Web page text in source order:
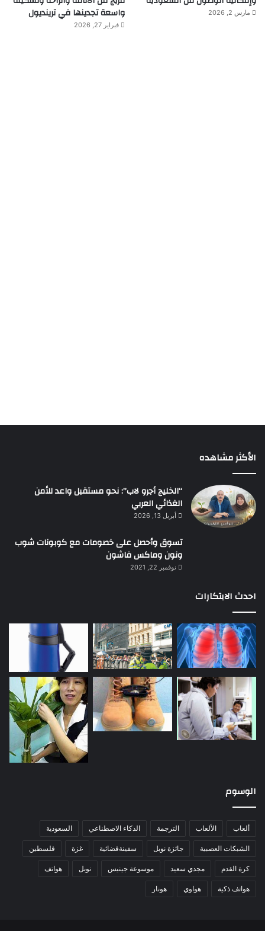
مارس 2, 2026
واسعة تجدينها في ترينديول
فبراير 27, 2026
الأكثر مشاهده
“الخليج أجرو لاب”: نحو مستقبل واعد للأمن
الغذائي العربي
أبريل 13, 2026
تسوق وأحصل على خصومات مع كوبونات شوب
ونون وماكس فاشون
نوفمبر 22, 2021
احدث الابتكارات
الوسوم
ألعاب الألعاب الترجمة الذكاء الاصطناعي السعودية
الشبكات العصبية جائزة نوبل سفينةفضائية غزة فلسطين
كرة القدم مجدي سعيد موسوعة جينيس نوبل هواتف
هواتف ذكية هواوي هونار